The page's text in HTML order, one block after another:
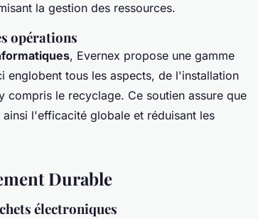
la gestion des ressources.
opérations
, Evernex propose une gamme
englobent tous les aspects, de l'installation
le recyclage. Ce soutien assure que
l'efficacité globale et réduisant les
Durable
électroniques